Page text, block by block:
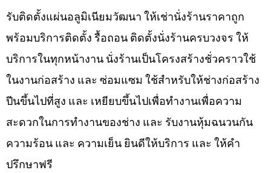
รับติดตั้งแผ่นอลูมิเนียมวัฒนา ให้เช่านั่งร้านราคาถูก
พร้อมบริการติดตั้ง รื้อถอน ติดตั้งนั่งร้านครบวงจร ให้
บริการในทุกหน้างาน นั่งร้านเป็นโครงสร้างชั่วคราวใช้
ในงานก่อสร้าง และ ซ่อมแซม ใช้สำหรับให้ช่างก่อสร้าง
ปีนขึ้นไปที่สูง และ เหยียบขึ้นไปเพื่อทำงานเพื่อความ
สะดวกในการทำงานของช่าง และ รับงานหุ้มฉนวนกัน
ความร้อน และ ความเย็น ยินดีให้บริการ และ ให้คำ
ปรึกษาฟรี